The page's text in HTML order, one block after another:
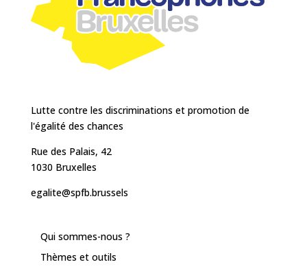
Lutte contre les discriminations et promotion de
l'égalité des chances
Rue des Palais, 42
1030 Bruxelles
egalite@spfb.brussels
Qui sommes-nous ?
Thèmes et outils